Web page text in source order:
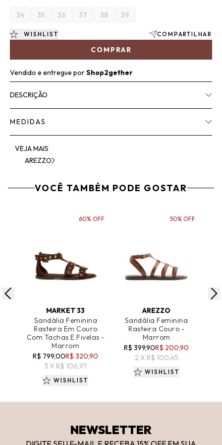
34 35 36 37 38 39
COMPRAR
WISHLIST COMPARTILHAR
Vendido e entregue porShop2gether
DESCRIÇÃO
MEDIDAS
VEJA MAIS
AREZZO
VOCÊ TAMBÉM PODE GOSTAR
MARKET 33
Sandália Feminina
Rasteira Em Couro
Com Tachas E Fivelas -
Marrom
R$ 799,00R$ 320,90
3 X R$ 106,97
60% OFF
WISHLIST
AREZZO
Sandália Feminina
Rasteira Couro -
Marrom
R$ 399,90R$ 200,90
2 X R$ 100,45
50% OFF
WISHLIST
NEWSLETTER